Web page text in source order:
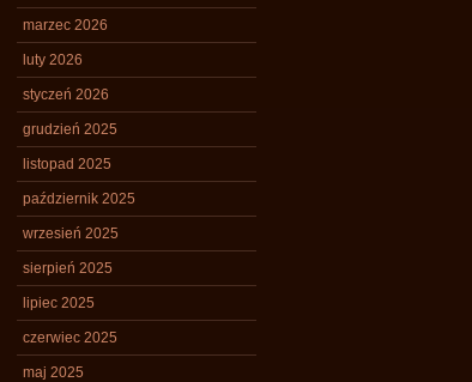
marzec 2026
luty 2026
styczeń 2026
grudzień 2025
listopad 2025
październik 2025
wrzesień 2025
sierpień 2025
lipiec 2025
czerwiec 2025
maj 2025